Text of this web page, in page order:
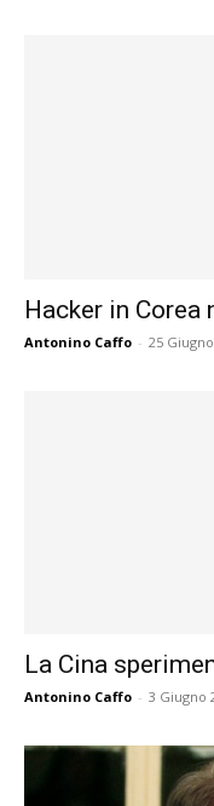
Hacker in Corea
Antonino Caffo - 25
La Cina
Antonino Caffo - 3 Giugno